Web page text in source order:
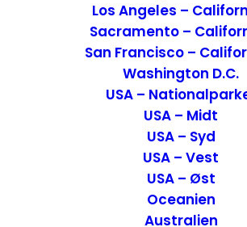
Los Angeles –
Sacramento –
San Francisco –
Washington D.C.
USA –
USA – Midt
USA – Syd
USA – Vest
USA – Øst
Oceanien
Australien
Kancamagus Highway den